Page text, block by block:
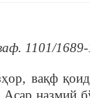
1101/
вақф